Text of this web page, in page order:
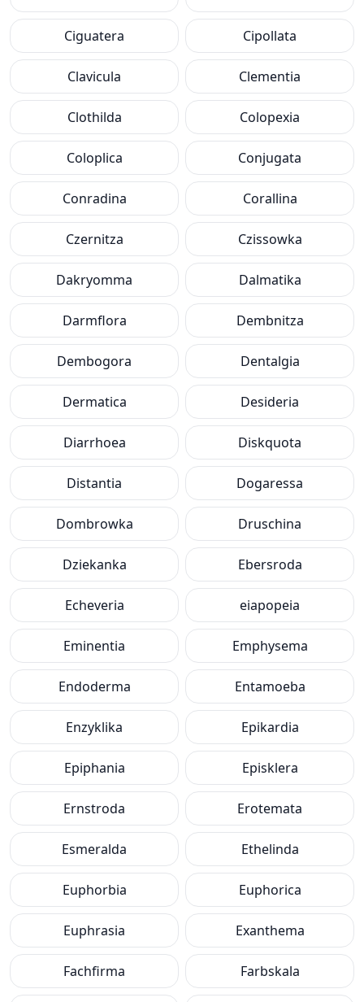
Ciguatera Cipollata
Clavicula Clementia
Clothilda Colopexia
Coloplica Conjugata
Conradina Corallina
Czernitza Czissowka
Dakryomma Dalmatika
Darmflora Dembnitza
Dembogora Dentalgia
Dermatica Desideria
Diarrhoea Diskquota
Distantia Dogaressa
Dombrowka Druschina
Dziekanka Ebersroda
Echeveria eiapopeia
Eminentia Emphysema
Endoderma Entamoeba
Enzyklika Epikardia
Epiphania Episklera
Ernstroda Erotemata
Esmeralda Ethelinda
Euphorbia Euphorica
Euphrasia Exanthema
Fachfirma Farbskala